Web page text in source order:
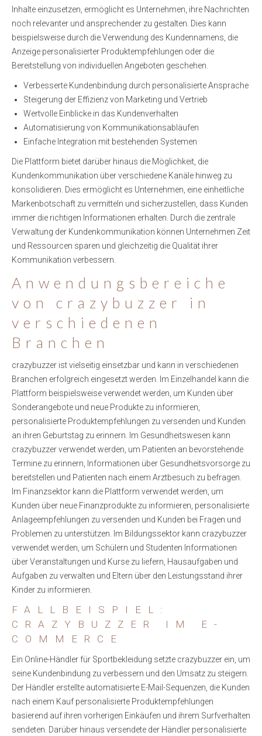
Inhalte einzusetzen, ermöglicht es Unternehmen, ihre Nachrichten
noch relevanter und ansprechender zu gestalten. Dies kann
beispielsweise durch die Verwendung des Kundennamens, die
Anzeige personalisierter Produktempfehlungen oder die
Bereitstellung von individuellen Angeboten geschehen.
Verbesserte Kundenbindung durch personalisierte Ansprache
Steigerung der Effizienz von Marketing und Vertrieb
Wertvolle Einblicke in das Kundenverhalten
Automatisierung von Kommunikationsabläufen
Einfache Integration mit bestehenden Systemen
Die Plattform bietet darüber hinaus die Möglichkeit, die
Kundenkommunikation über verschiedene Kanäle hinweg zu
konsolidieren. Dies ermöglicht es Unternehmen, eine einheitliche
Markenbotschaft zu vermitteln und sicherzustellen, dass Kunden
immer die richtigen Informationen erhalten. Durch die zentrale
Verwaltung der Kundenkommunikation können Unternehmen Zeit
und Ressourcen sparen und gleichzeitig die Qualität ihrer
Kommunikation verbessern.
Anwendungsbereiche
von crazybuzzer in
verschiedenen
Branchen
crazybuzzer ist vielseitig einsetzbar und kann in verschiedenen
Branchen erfolgreich eingesetzt werden. Im Einzelhandel kann die
Plattform beispielsweise verwendet werden, um Kunden über
Sonderangebote und neue Produkte zu informieren,
personalisierte Produktempfehlungen zu versenden und Kunden
an ihren Geburtstag zu erinnern. Im Gesundheitswesen kann
crazybuzzer verwendet werden, um Patienten an bevorstehende
Termine zu erinnern, Informationen über Gesundheitsvorsorge zu
bereitstellen und Patienten nach einem Arztbesuch zu befragen.
Im Finanzsektor kann die Plattform verwendet werden, um
Kunden über neue Finanzprodukte zu informieren, personalisierte
Anlageempfehlungen zu versenden und Kunden bei Fragen und
Problemen zu unterstützen. Im Bildungssektor kann crazybuzzer
verwendet werden, um Schülern und Studenten Informationen
über Veranstaltungen und Kurse zu liefern, Hausaufgaben und
Aufgaben zu verwalten und Eltern über den Leistungsstand ihrer
Kinder zu informieren.
FALLBEISPIEL:
CRAZYBUZZER IM E-
COMMERCE
Ein Online-Händler für Sportbekleidung setzte crazybuzzer ein, um
seine Kundenbindung zu verbessern und den Umsatz zu steigern.
Der Händler erstellte automatisierte E-Mail-Sequenzen, die Kunden
nach einem Kauf personalisierte Produktempfehlungen
basierend auf ihren vorherigen Einkäufen und ihrem Surfverhalten
sendeten. Darüber hinaus versendete der Händler personalisierte